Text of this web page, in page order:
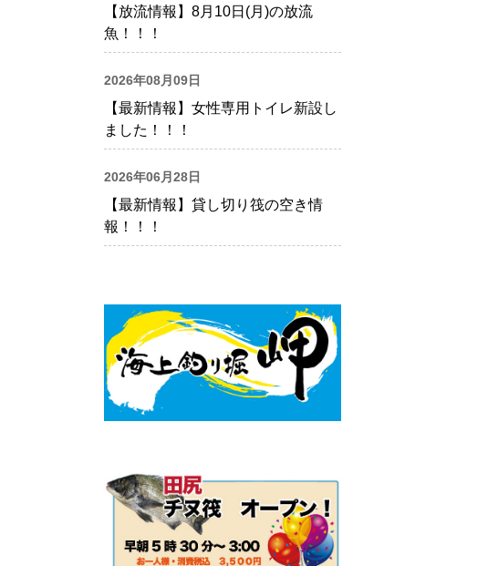
【放流情報】8月10日(月)の放流
魚！！！
2026年08月09日
【最新情報】女性専用トイレ新設し
ました！！！
2026年06月28日
【最新情報】貸し切り筏の空き情
報！！！